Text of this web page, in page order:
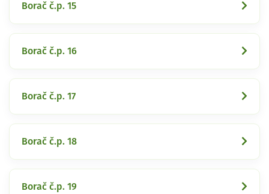
Borač č.p. 15
Borač č.p. 16
Borač č.p. 17
Borač č.p. 18
Borač č.p. 19